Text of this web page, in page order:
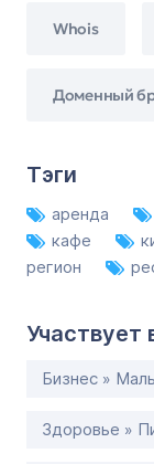
Whois
Доменный
Тэги
аренда
кафе
регион
Участвует
Бизнес »
Здоровье »